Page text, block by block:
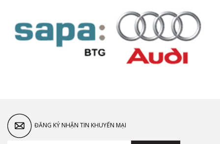
ĐĂNG KÝ NHẬN TIN KHUYẾN MẠI